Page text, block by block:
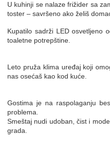
U kuhinji se nalaze frižider sa
toster – savršeno ako želiš
Kupatilo sadrži LED osvetljeno
toaletne potrepštine.
Leto pruža klima uređaj koji
nas osećaš kao kod kuće.
Gostima je na raspolaganju
problema.
Smeštaj nudi udoban, čist i
grada.